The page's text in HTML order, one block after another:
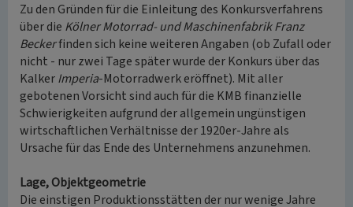
Zu den Gründen für die Einleitung des Konkursverfahrens
über die Kölner Motorrad- und Maschinenfabrik Franz
Beckerfinden sich keine weiteren Angaben (ob Zufall oder
nicht - nur zwei Tage später wurde der Konkurs über das
KalkerImperia-Motorradwerk eröffnet). Mit aller
gebotenen Vorsicht sind auch für die KMB finanzielle
Schwierigkeiten aufgrund der allgemein ungünstigen
wirtschaftlichen Verhältnisse der 1920er-Jahre als
Ursache für das Ende des Unternehmens anzunehmen.
Lage, Objektgeometrie
Die einstigen Produktionsstätten der nur wenige Jahre